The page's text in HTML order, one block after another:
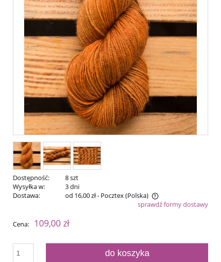
Dostępność:
8 szt
Wysyłka w:
3 dni
Dostawa:
od 16,00 zł- Pocztex(Polska)
Cena nie zawiera ewentualnych kosztów płatnościsprawdź formy dostawy
Cena: 109,00 zł
do koszyka